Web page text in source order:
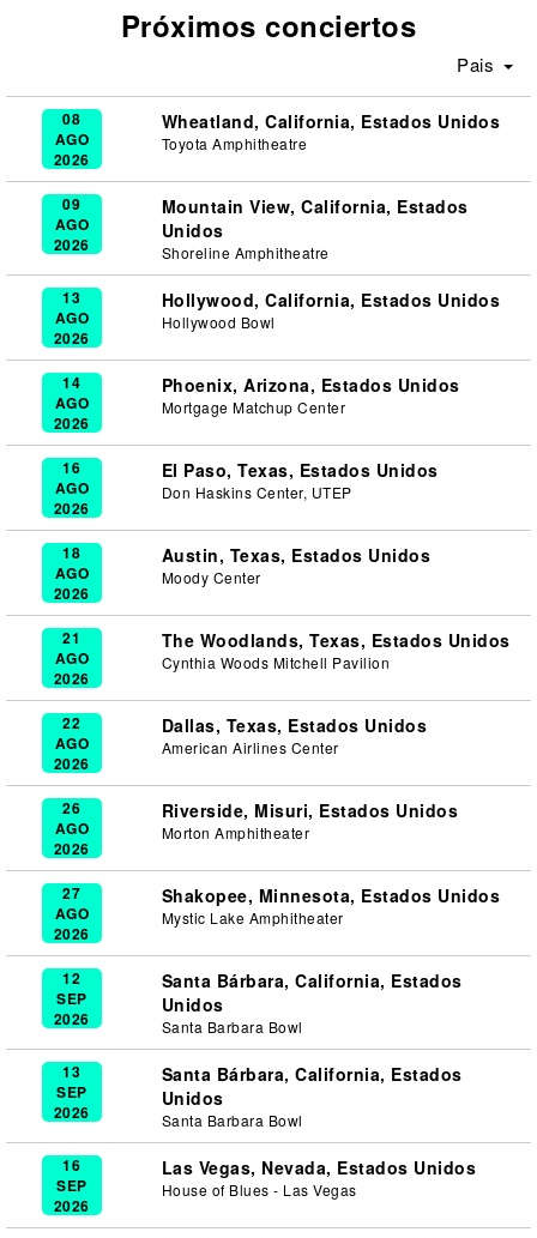
Próximos conciertos
Pais
08
AGO
2026
Wheatland, California, Estados Unidos
Toyota Amphitheatre
09
AGO
2026
Mountain View, California, Estados
Unidos
Shoreline Amphitheatre
13
AGO
2026
Hollywood, California, Estados Unidos
Hollywood Bowl
14
AGO
2026
Phoenix, Arizona, Estados Unidos
Mortgage Matchup Center
16
AGO
2026
El Paso, Texas, Estados Unidos
Don Haskins Center, UTEP
18
AGO
2026
Austin, Texas, Estados Unidos
Moody Center
21
AGO
2026
The Woodlands, Texas, Estados Unidos
Cynthia Woods Mitchell Pavilion
22
AGO
2026
Dallas, Texas, Estados Unidos
American Airlines Center
26
AGO
2026
Riverside, Misuri, Estados Unidos
Morton Amphitheater
27
AGO
2026
Shakopee, Minnesota, Estados Unidos
Mystic Lake Amphitheater
12
SEP
2026
Santa Bárbara, California, Estados
Unidos
Santa Barbara Bowl
13
SEP
2026
Santa Bárbara, California, Estados
Unidos
Santa Barbara Bowl
16
SEP
2026
Las Vegas, Nevada, Estados Unidos
House of Blues - Las Vegas